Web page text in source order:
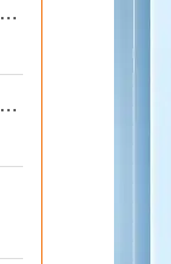
德瑞DR-H505喷射试验箱厂家：解决温喷不均测试失真2026选型标准
2026年高低温拉力试验机选型避坑：别让步进低配拖累检测精度与研发数据